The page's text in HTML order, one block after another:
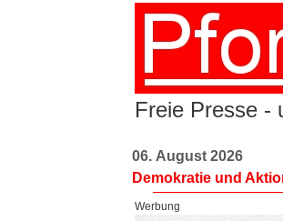
Freie Presse -
06. August 2026
Demokratie und
Werbung